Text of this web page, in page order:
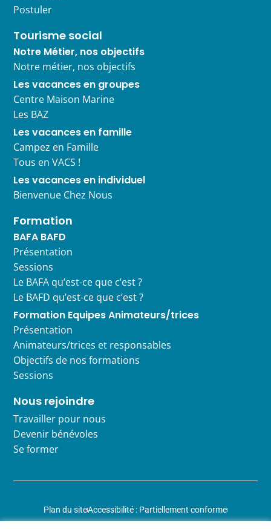
Postuler
Tourisme social
Notre Métier, nos objectifs
Notre métier, nos objectifs
Les vacances en groupes
Centre Maison Marine
Les BAZ
Les vacances en famille
Campez en Famille
Tous en VACS !
Les vacances en individuel
Bienvenue Chez Nous
Formation
BAFA BAFD
Présentation
Sessions
Le BAFA qu’est-ce que c’est ?
Le BAFD qu’est-ce que c’est ?
Formation Equipes Animateurs/trices
Présentation
Animateurs/trices et responsables
Objectifs de nos formations
Sessions
Nous rejoindre
Travailler pour nous
Devenir bénévoles
Se former
Plan du siteAccessibilité : Partiellement conforme